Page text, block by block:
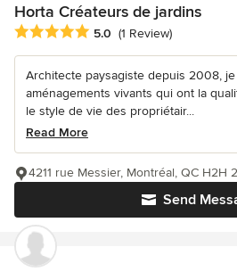
Horta Créateurs de jardins
Average rating: 5 out of 5 stars
5.0 (1 Review)
Architecte paysagiste depuis 2008,
aménagements vivants qui ont la
le style de vie des propriétair...
Read More
Send
4211 rue Messier, Montréal, QC H2H